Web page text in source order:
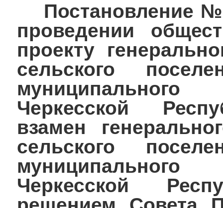
Постановление
проведении
проекту
сельского
Черкесской
взамен
сельского
Черкесской